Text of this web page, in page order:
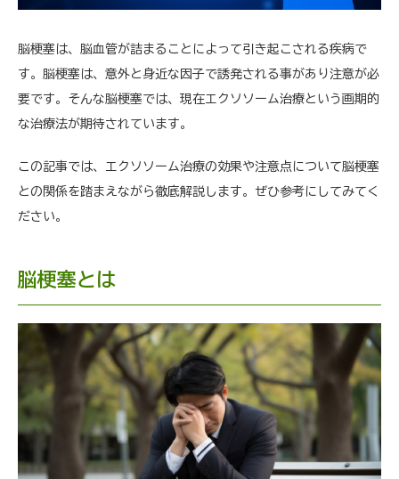
脳梗塞は、脳血管が詰まることによって引き起こされる疾病で
す。脳梗塞は、意外と身近な因子で誘発される事があり注意が必
要です。そんな脳梗塞では、現在エクソソーム治療という画期的
な治療法が期待されています。
この記事では、エクソソーム治療の効果や注意点について脳梗塞
との関係を踏まえながら徹底解説します。ぜひ参考にしてみてく
ださい。
脳梗塞とは